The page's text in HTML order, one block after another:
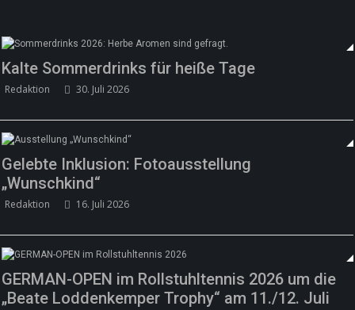
Kalte Sommerdrinks für heiße Tage
Redaktion 30. Juli 2026
Gelebte Inklusion: Fotoausstellung
„Wunschkind“
Redaktion 16. Juli 2026
GERMAN-OPEN im Rollstuhltennis 2026 um die
„Beate Loddenkemper Trophy“ am 11./12. Juli